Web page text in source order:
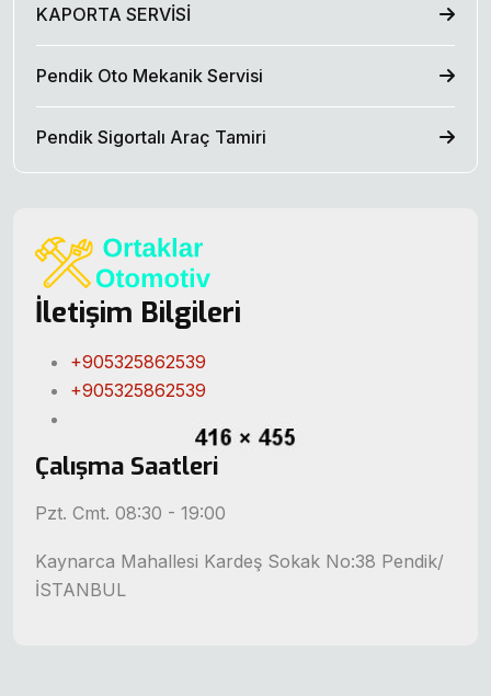
KAPORTA SERVİSİ
Pendik Oto Mekanik Servisi
Pendik Sigortalı Araç Tamiri
İletişim Bilgileri
+905325862539
+905325862539
Çalışma Saatleri
Pzt. Cmt. 08:30 - 19:00
Kaynarca Mahallesi Kardeş Sokak No:38 Pendik/
İSTANBUL